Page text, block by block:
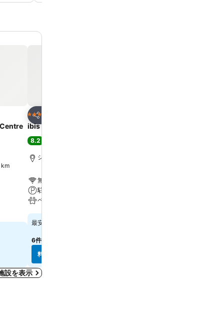
km
シェア
3 ホテルのランク
ibis Genève Centre Nations
8.2
ジュネーブ, 街の中心まで1.5 km
無料Wi-Fi
駐車場
ペット可
料金を表示
最安値
6件のサイト
料金を表示
設を表示